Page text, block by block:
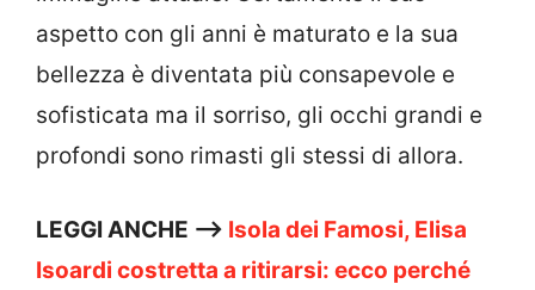
aspetto con gli anni è maturato e la sua
bellezza è diventata più consapevole e
sofisticata ma il sorriso, gli occhi grandi e
profondi sono rimasti gli stessi di allora.
LEGGI ANCHE —> Isola dei Famosi, Elisa
Isoardi costretta a ritirarsi: ecco perché